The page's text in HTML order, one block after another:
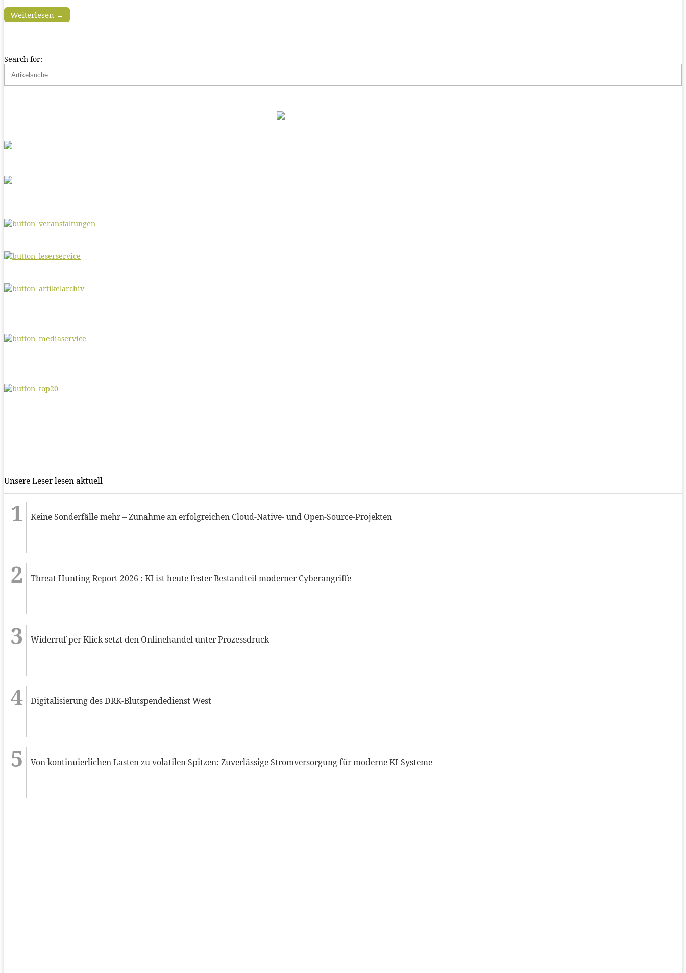
Weiterlesen →
Search for:
Unsere Leser lesen aktuell
Keine Sonderfälle mehr – Zunahme an erfolgreichen Cloud-Native- und Open-Source-Projekten
Threat Hunting Report 2026 : KI ist heute fester Bestandteil moderner Cyberangriffe
Widerruf per Klick setzt den Onlinehandel unter Prozessdruck
Digitalisierung des DRK-Blutspendedienst West
Von kontinuierlichen Lasten zu volatilen Spitzen: Zuverlässige Stromversorgung für moderne KI-Systeme